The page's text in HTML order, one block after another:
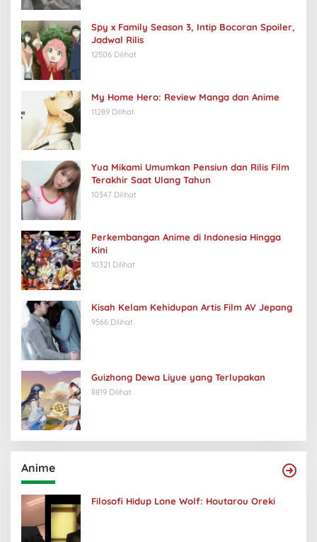
Spy x Family Season 3, Intip Bocoran Spoiler,
Jadwal Rilis
12506 Dilihat
My Home Hero: Review Manga dan Anime
11289 Dilihat
Yua Mikami Umumkan Pensiun dan Rilis Film
Terakhir Saat Ulang Tahun
10347 Dilihat
Perkembangan Anime di Indonesia Hingga
Kini
10321 Dilihat
Kisah Kelam Kehidupan Artis Film AV Jepang
9566 Dilihat
Guizhong Dewa Liyue yang Terlupakan
8819 Dilihat
Anime
Filosofi Hidup Lone Wolf: Houtarou Oreki